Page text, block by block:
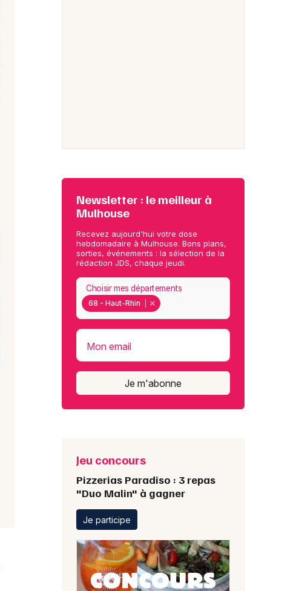
Newsletter : le meilleur à
Mulhouse
Recevez aujourd'hui votre dose
hebdomadaire à Mulhouse. Bons plans,
sorties, événements : la sélection de la
rédaction JDS, chaque jeudi.
68 - Haut-Rhin
Choisir mes départements
Mon email
Je m'abonne
Jeu concours
Pizzerias Paradiso : 3 repas
"Duo Malin" à gagner
Je participe